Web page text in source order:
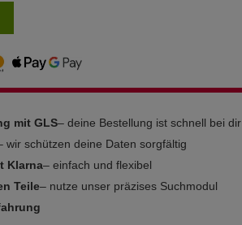
mit GLS– deine Bestellung ist schnell bei dir
wir schützen deine Daten sorgfältig
Klarna– einfach und flexibel
Teile– nutze unser präzises Suchmodul